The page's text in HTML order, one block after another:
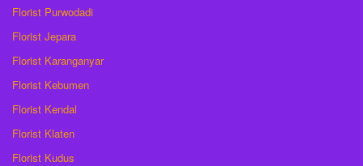
Florist Purwodadi
Florist Jepara
Florist Karanganyar
Florist Kebumen
Florist Kendal
Florist Klaten
Florist Kudus